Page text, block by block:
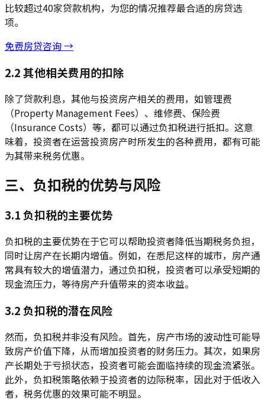
比较超过40家贷款机构，为您的情况推荐最合适的房贷选
项。
免费房贷咨询 →
2.2 其他相关费用的扣除
除了贷款利息，其他与投资房产相关的费用，如管理费
（Property Management Fees）、维修费、保险费
（Insurance Costs）等，都可以通过负扣税进行抵扣。这意
味着，投资者在运营投资房产时所发生的各种费用，都有可能
为其带来税务优惠。
三、负扣税的优势与风险
3.1 负扣税的主要优势
负扣税的主要优势在于它可以帮助投资者降低当期税务负担，
同时让房产在长期内增值。例如，在悉尼这样的城市，房产通
常具有较大的增值潜力，通过负扣税，投资者可以承受短期的
现金流压力，等待房产升值带来的资本收益。
3.2 负扣税的潜在风险
然而，负扣税并非没有风险。首先，房产市场的波动性可能导
致房产价值下降，从而增加投资者的财务压力。其次，如果房
产长期处于亏损状态，投资者可能会面临持续的现金流紧张。
此外，负扣税策略依赖于投资者的边际税率，因此对于低收入
者，税务优惠的效果可能不明显。